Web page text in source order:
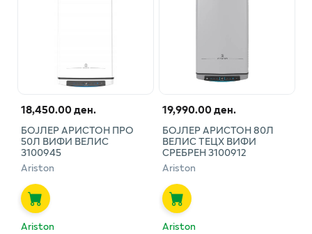
18,450.00 ден.
БОЈЛЕР АРИСТОН ПРО
50Л ВИФИ ВЕЛИС
3100945
Ariston
Ariston
19,990.00 ден.
БОЈЛЕР АРИСТОН 80Л
ВЕЛИС ТЕЦХ ВИФИ
СРЕБРЕН 3100912
Ariston
Ariston